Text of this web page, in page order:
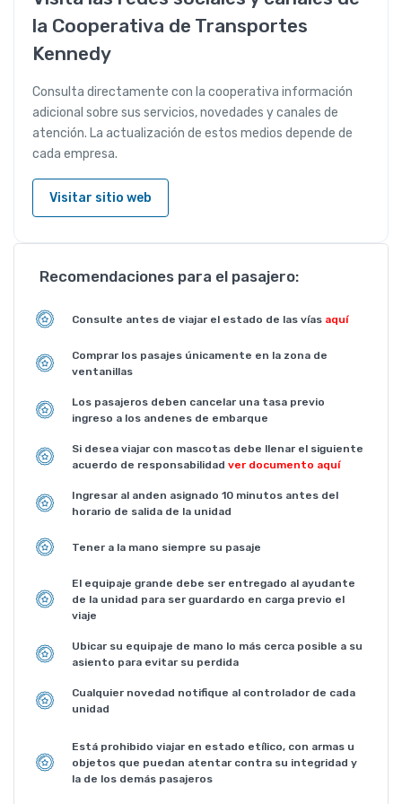
la Cooperativa de Transportes
Kennedy
Consulta directamente con la cooperativa información
adicional sobre sus servicios, novedades y canales de
atención. La actualización de estos medios depende de
cada empresa.
Visitar sitio web
Recomendaciones para el pasajero:
Consulte antes de viajar el estado de las vías aquí
Comprar los pasajes únicamente en la zona de
ventanillas
Los pasajeros deben cancelar una tasa previo
ingreso a los andenes de embarque
Si desea viajar con mascotas debe llenar el siguiente
acuerdo de responsabilidad ver documento aquí
Ingresar al anden asignado 10 minutos antes del
horario de salida de la unidad
Tener a la mano siempre su pasaje
El equipaje grande debe ser entregado al ayudante
de la unidad para ser guardardo en carga previo el
viaje
Ubicar su equipaje de mano lo más cerca posible a su
asiento para evitar su perdida
Cualquier novedad notifique al controlador de cada
unidad
Está prohibido viajar en estado etílico, con armas u
objetos que puedan atentar contra su integridad y
la de los demás pasajeros